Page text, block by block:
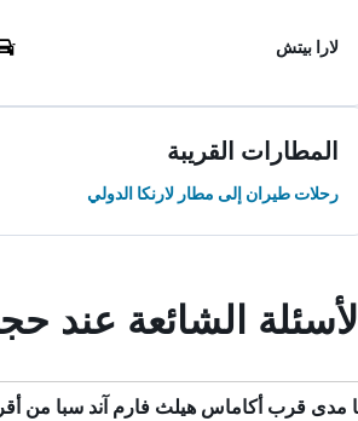
لارا بيتش
المطارات القريبة
رحلات طيران إلى مطار لارنكا الدولي
الشائعة عند
مدى قرب أكاماس هيلث فارم آند سبا من